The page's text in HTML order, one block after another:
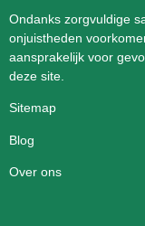
Ondanks zorgvuldige
onjuistheden
aansprakelijk voor
deze site.
Sitemap
Blog
Over ons